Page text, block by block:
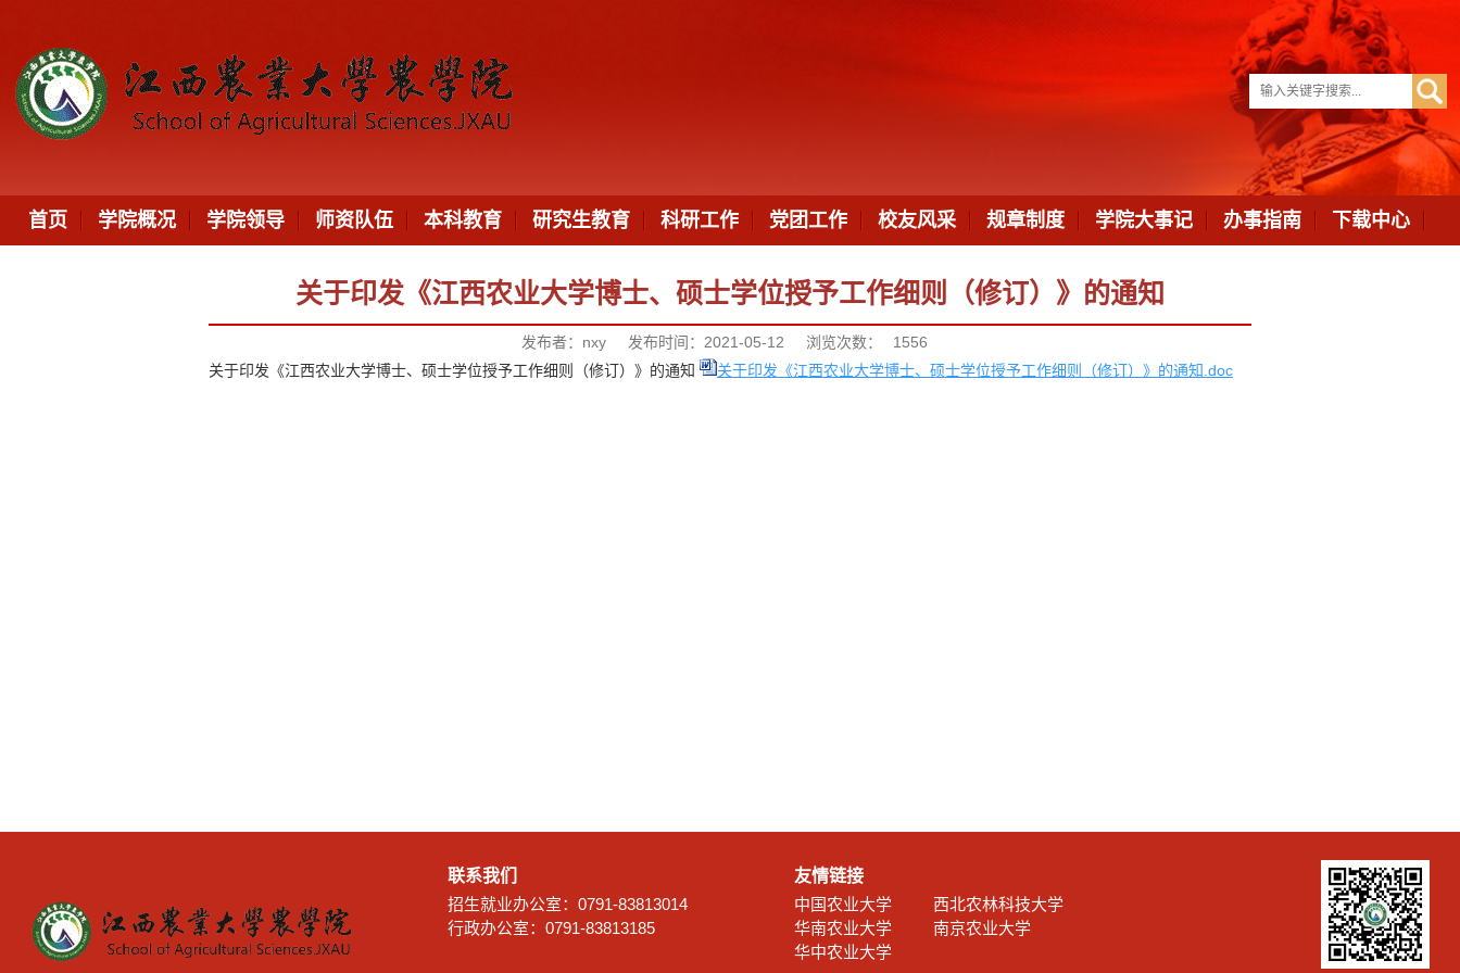
首页 学院概况 学院领导 师资队伍 本科教育 研究生教育 科研工作 党团工作 校友风采 规章制度 学院大事记 办事指南 下载中心
关于印发《江西农业大学博士、硕士学位授予工作细则（修订）》的通知
发布者：nxy 发布时间：2021-05-12 浏览次数：
1556
关于印发《江西农业大学博士、硕士学位授予工作细则（修订）》的通知
关于印发《江西农业大学博士、硕士学位授予工作细则（修订）》的通知.doc
联系我们
招生就业办公室：0791-83813014
行政办公室：0791-83813185
友情链接
中国农业大学
西北农林科技大学
华南农业大学
南京农业大学
华中农业大学